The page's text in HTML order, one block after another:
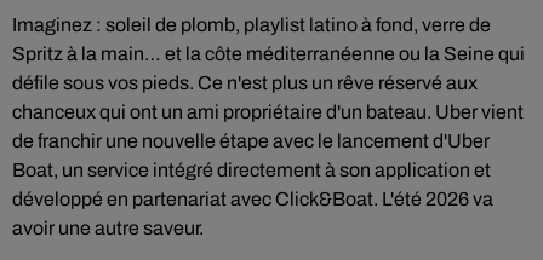
Imaginez : soleil de plomb, playlist latino à fond, verre de
Spritz à la main… et la côte méditerranéenne ou la Seine qui
défile sous vos pieds. Ce n'est plus un rêve réservé aux
chanceux qui ont un ami propriétaire d'un bateau. Uber vient
de franchir une nouvelle étape avec le lancement d'Uber
Boat, un service intégré directement à son application et
développé en partenariat avec Click&Boat. L'été 2026 va
avoir une autre saveur.